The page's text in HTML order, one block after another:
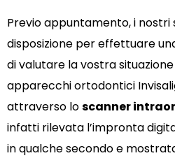
Previo appuntamento, i nostri
disposizione per effettuare
di valutare la vostra
apparecchi ortodontici
attraverso loscanner
infatti rilevata l’impronta
in qualche secondo e